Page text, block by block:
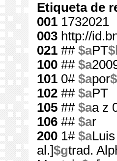
Etiqueta de
0011732021
003http://
021## $aPT
100## $a
1010# $apor
102## $aPT
105## $aa z
106## $ar
2001# $a
al.]$gtrad.